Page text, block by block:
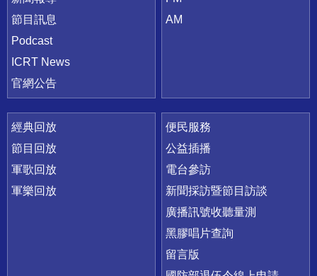
節目訊息
Podcast
ICRT News
官網公告
AM
經典回放
節目回放
軍歌回放
軍樂回放
便民服務
公益插播
電台參訪
新聞採訪暨節目訪談
廣播訊號收聽量測
黑膠唱片查詢
留言版